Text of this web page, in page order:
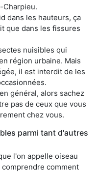
Charpieu.
dans les hauteurs, ça
que dans les fissures
nuisibles qui
région urbaine. Mais
il est interdit de les
général, alors sachez
pas de ceux que vous
chez vous.
parmi tant d'autres
l'on appelle oiseau
comment